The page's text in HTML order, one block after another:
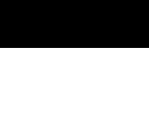
Beogradin javën e